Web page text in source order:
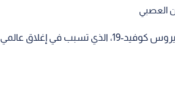
العصبي
يواصل العلماء أبحاثهم لاكتشاف المزيد من التأثيرات طويلة الأمد لفيروس كوفيد-19، الذي تسبب في إغلاق عالمي